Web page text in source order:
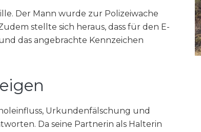
Der Mann wurde zur Polizeiwache
stellte sich heraus, dass für den E-
das angebrachte Kennzeichen
Urkundenfälschung und
Da seine Partnerin als Halterin